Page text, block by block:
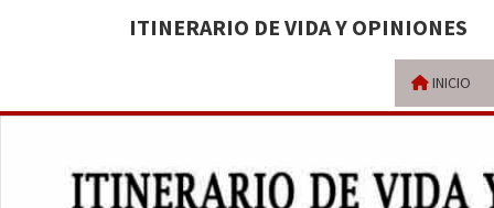
ITINERARIO DE VIDA Y OPINIONES
INICIO